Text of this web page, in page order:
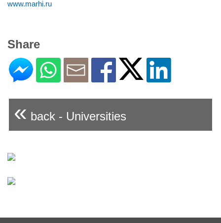
www.marhi.ru
Share
« back - Universities